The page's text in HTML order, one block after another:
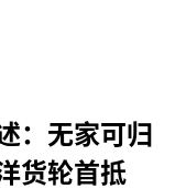
：无家可归
货轮首抵